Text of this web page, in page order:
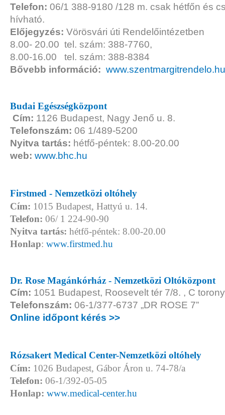
Telefon: 06/1 388-9180 /128 m. csak hétfőn és
hívható.
Előjegyzés: Vörösvári úti
8.00- 20.00 tel. szám: 388-7760,
8.00-16.00 tel. szám: 388-8384
Bővebb információ: www.szentmargitrendelo.hu
Budai Egészségközpont
Cím: 1126 Budapest, Nagy Jenő u. 8.
Telefonszám: 06 1/489-5200
Nyitva tartás: hétfő-péntek: 8.00-20.00
web: www.bhc.hu
Firstmed - Nemzetközi oltóhely
Cím: 1015 Budapest, Hattyú u. 14.
Telefon: 06/ 1 224-90-90
Nyitva tartás: hétfő-péntek: 8.00-20.00
Honlap: www.firstmed.hu
Dr. Rose Magánkórház - Nemzetközi Oltóközpont
Cím: 1051 Budapest, Roosevelt tér 7/8. , C
Telefonszám: 06-1/377-6737 „DR ROSE 7”
Online időpont kérés >>
Rózsakert Medical Center-Nemzetközi oltóhely
Cím: 1026 Budapest, Gábor Áron u. 74-78/a
Telefon: 06-1/392-05-05
Honlap: www.medical-center.hu